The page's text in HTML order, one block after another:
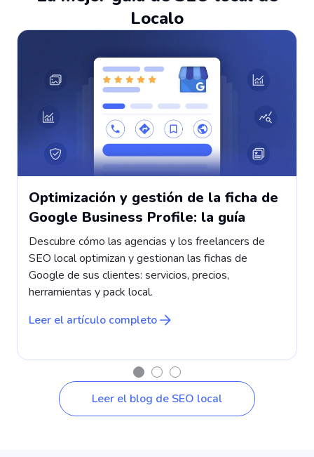
Localo
Optimización y gestión de la ficha de
Google Business Profile: la guía
Descubre cómo las agencias y los freelancers de
SEO local optimizan y gestionan las fichas de
Google de sus clientes: servicios, precios,
herramientas y pack local.
Leer el artículo completo
Leer el blog de SEO local